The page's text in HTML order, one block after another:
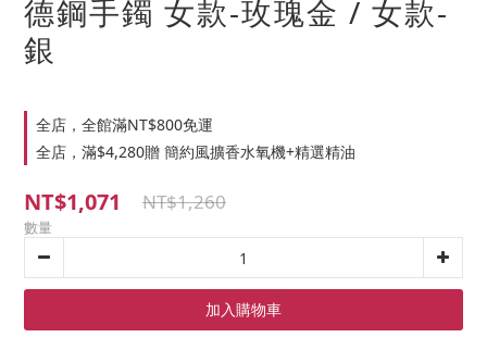
德鋼手鐲 女款-玫瑰金 / 女款-
銀
全店，全館滿NT$800免運
全店，滿$4,280贈 簡約風擴香水氧機+精選精油
NT$1,071 NT$1,260
數量
加入購物車